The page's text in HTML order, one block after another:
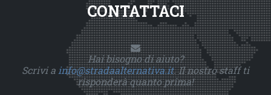
CONTATTACI
Hai bisogno di aiuto?
Scrivi a info@stradaalternativa.it. Il nostro staff ti
risponderà quanto prima!